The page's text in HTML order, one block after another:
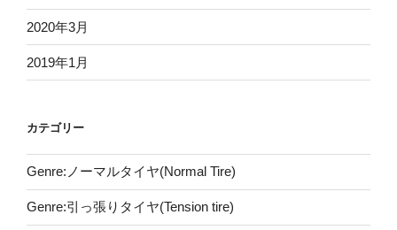
2020年3月
2019年1月
カテゴリー
Genre:ノーマルタイヤ(Normal Tire)
Genre:引っ張りタイヤ(Tension tire)